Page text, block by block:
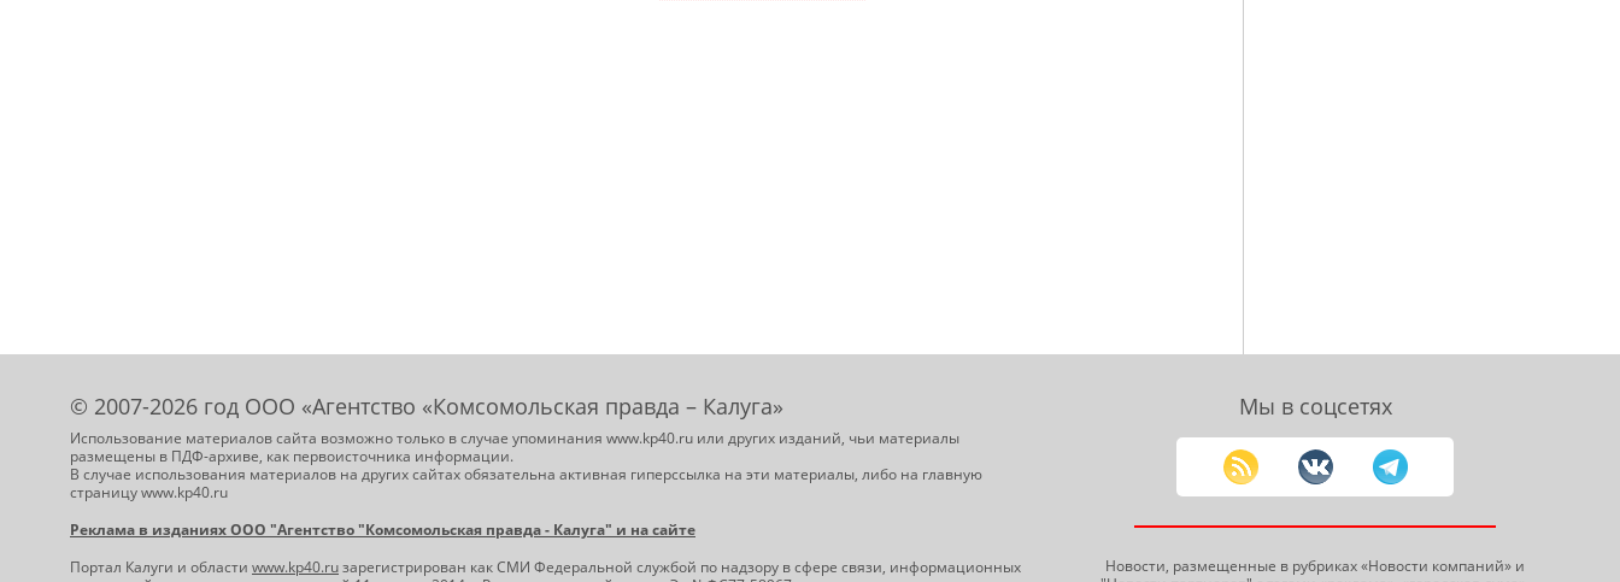
© 2007-2026 год ООО «Агентство «Комсомольская правда – Калуга»
Использование материалов сайта возможно только в случае упоминания www.kp40.ru или других изданий, чьи материалы
размещены в ПДФ-архиве, как первоисточника информации.
В случае использования материалов на других сайтах обязательна активная гиперссылка на эти материалы, либо на главную
страницу www.kp40.ru
Реклама в изданиях ООО "Агентство "Комсомольская правда - Калуга" и на сайте
Портал Калуги и области www.kp40.ruзарегистрирован как СМИ Федеральной службой по надзору в сфере связи, информационных
Мы в соцсетях
Новости, размещенные в рубриках «Новости компаний» и